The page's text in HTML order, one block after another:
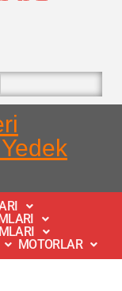
MOTORLAR